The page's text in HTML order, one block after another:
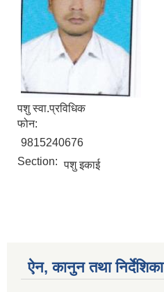
पशु स्वा.प्रविधिक
फोन:
9815240676
Section: पशु इकाई
ऐन, कानुन तथा निर्देशिका